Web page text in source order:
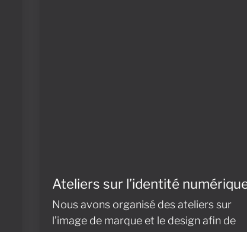
Ateliers sur l’identité
Nous avons organisé des ateliers sur
l’image de marque et le design afin de